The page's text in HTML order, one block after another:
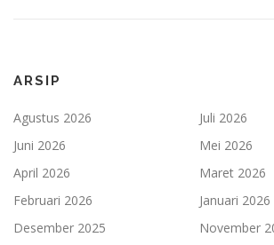
ARSIP
Agustus 2026
Juli 2026
Juni 2026
Mei 2026
April 2026
Maret 2026
Februari 2026
Januari 2026
Desember 2025
November